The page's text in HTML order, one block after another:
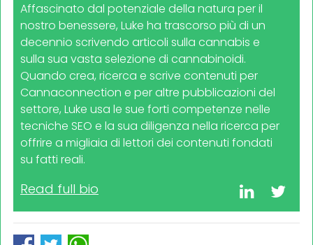
Affascinato dal potenziale della natura per il
nostro benessere, Luke ha trascorso più di un
decennio scrivendo articoli sulla cannabis e
sulla sua vasta selezione di cannabinoidi.
Quando crea, ricerca e scrive contenuti per
Cannaconnection e per altre pubblicazioni del
settore, Luke usa le sue forti competenze nelle
tecniche SEO e la sua diligenza nella ricerca per
offrire a migliaia di lettori dei contenuti fondati
su fatti reali.
Read full bio